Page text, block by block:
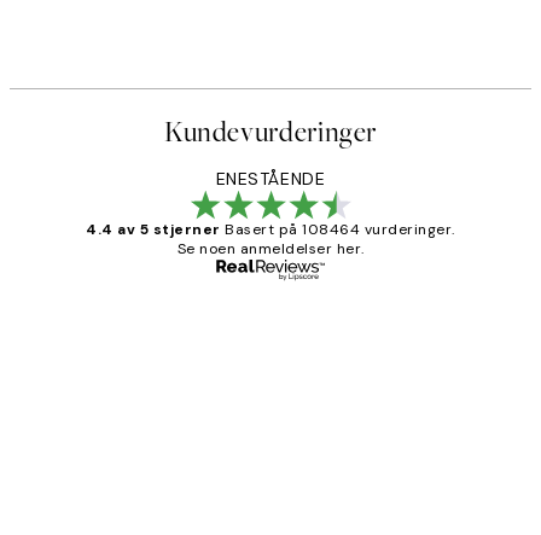
Kundevurderinger
ENESTÅENDE
4.4 av 5 stjerner Basert på 108464 vurderinger.
Se noen anmeldelser her.